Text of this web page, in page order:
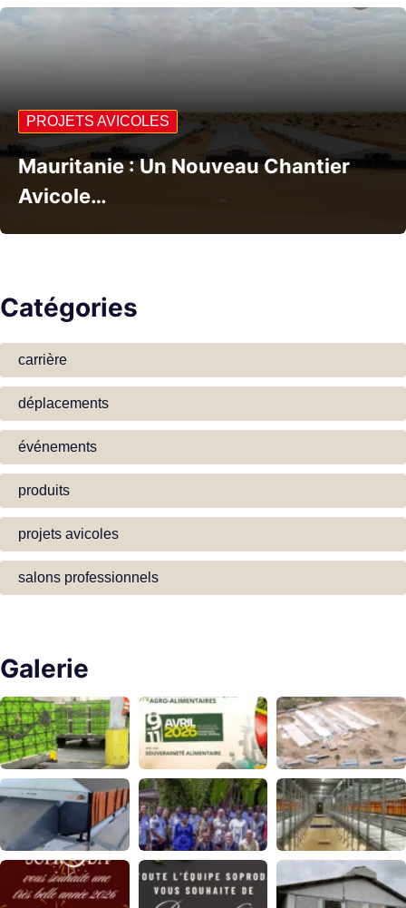
PROJETS AVICOLES
Mauritanie : Un Nouveau Chantier
Avicole…
Catégories
carrière
déplacements
événements
produits
projets avicoles
salons professionnels
Galerie